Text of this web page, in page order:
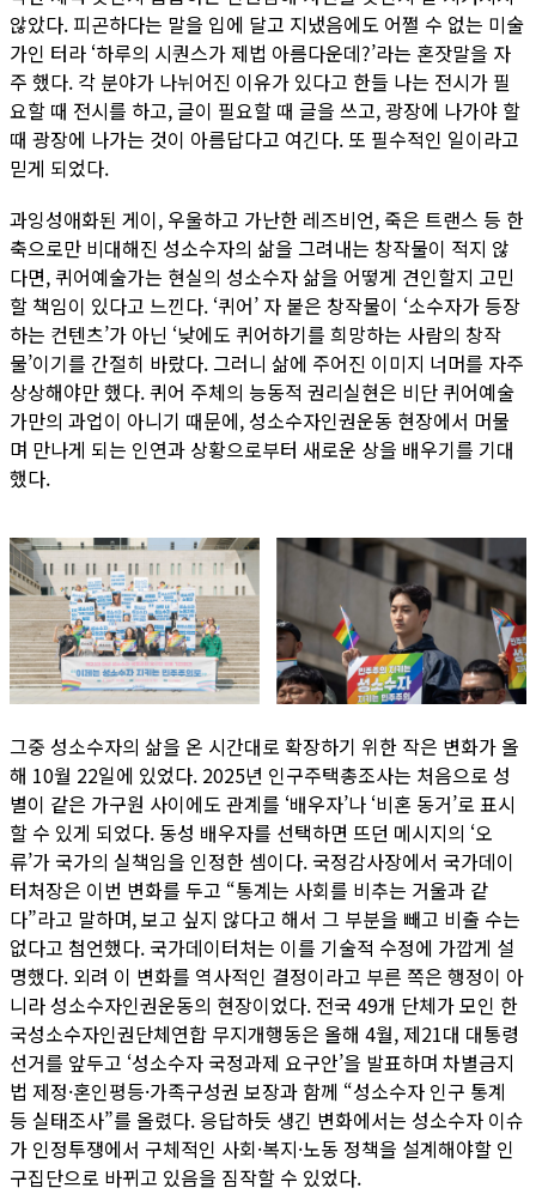
않았다. 피곤하다는 말을 입에 달고 지냈음에도 어쩔 수 없는 미술
가인 터라 ‘하루의 시퀀스가 제법 아름다운데?’라는 혼잣말을 자
주 했다. 각 분야가 나뉘어진 이유가 있다고 한들 나는 전시가 필
요할 때 전시를 하고, 글이 필요할 때 글을 쓰고, 광장에 나가야 할
때 광장에 나가는 것이 아름답다고 여긴다. 또 필수적인 일이라고
믿게 되었다.
과잉성애화된 게이, 우울하고 가난한 레즈비언, 죽은 트랜스 등 한
축으로만 비대해진 성소수자의 삶을 그려내는 창작물이 적지 않
다면, 퀴어예술가는 현실의 성소수자 삶을 어떻게 견인할지 고민
할 책임이 있다고 느낀다. ‘퀴어’ 자 붙은 창작물이 ‘소수자가 등장
하는 컨텐츠’가 아닌 ‘낮에도 퀴어하기를 희망하는 사람의 창작
물’이기를 간절히 바랐다. 그러니 삶에 주어진 이미지 너머를 자주
상상해야만 했다. 퀴어 주체의 능동적 권리실현은 비단 퀴어예술
가만의 과업이 아니기 때문에, 성소수자인권운동 현장에서 머물
며 만나게 되는 인연과 상황으로부터 새로운 상을 배우기를 기대
했다.
그중 성소수자의 삶을 온 시간대로 확장하기 위한 작은 변화가 올
해 10월 22일에 있었다. 2025년 인구주택총조사는 처음으로 성
별이 같은 가구원 사이에도 관계를 ‘배우자’나 ‘비혼 동거’로 표시
할 수 있게 되었다. 동성 배우자를 선택하면 뜨던 메시지의 ‘오
류’가 국가의 실책임을 인정한 셈이다. 국정감사장에서 국가데이
터처장은 이번 변화를 두고 “통계는 사회를 비추는 거울과 같
다”라고 말하며, 보고 싶지 않다고 해서 그 부분을 빼고 비출 수는
없다고 첨언했다. 국가데이터처는 이를 기술적 수정에 가깝게 설
명했다. 외려 이 변화를 역사적인 결정이라고 부른 쪽은 행정이 아
니라 성소수자인권운동의 현장이었다. 전국 49개 단체가 모인 한
국성소수자인권단체연합 무지개행동은 올해 4월, 제21대 대통령
선거를 앞두고 ‘성소수자 국정과제 요구안’을 발표하며 차별금지
법 제정·혼인평등·가족구성권 보장과 함께 “성소수자 인구 통계
등 실태조사”를 올렸다. 응답하듯 생긴 변화에서는 성소수자 이슈
가 인정투쟁에서 구체적인 사회·복지·노동 정책을 설계해야할 인
구집단으로 바뀌고 있음을 짐작할 수 있었다.